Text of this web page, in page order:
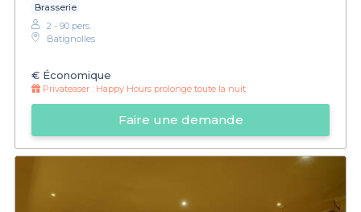
Brasserie
2 - 90 pers.
Batignolles
€ Économique
Privateaser : Happy Hours prolongé toute la nuit
Faire une demande